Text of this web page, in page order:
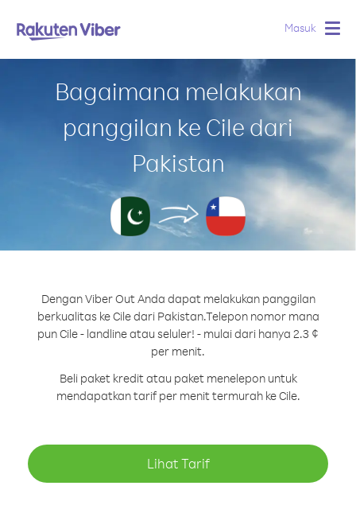
Masuk
Bagaimana melakukan
panggilan ke Cile dari
Pakistan
Dengan Viber Out Anda dapat melakukan panggilan
berkualitas ke Cile dari Pakistan.Telepon nomor mana
pun Cile - landline atau seluler! - mulai dari hanya 2.3 ¢
per menit.
Beli paket kredit atau paket menelepon untuk
mendapatkan tarif per menit termurah ke Cile.
Lihat Tarif